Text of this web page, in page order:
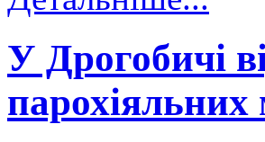
У Дрогобичі
парохіяльних